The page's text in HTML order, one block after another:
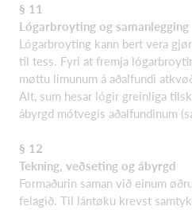
§ 11
Lógarbroyting og samanlegging
Lógarbroyting kann bert vera
til tess. Fyri at fremja
møttu limunum á aðalfundi
Alt, sum hesar lógir greinliga
ábyrgd mótvegis aðalfundinum
§ 12
Tekning, veðseting og ábyrgd
Formaðurin saman við einum
felagið. Til lántøku krevst